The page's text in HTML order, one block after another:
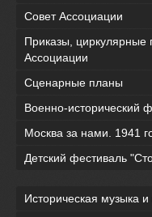
Совет Ассоциации
Приказы,
Ассоциации
Сценарные планы
Военно-
Москва за нами. 1941
Детский фестиваль
Историческая музыка и